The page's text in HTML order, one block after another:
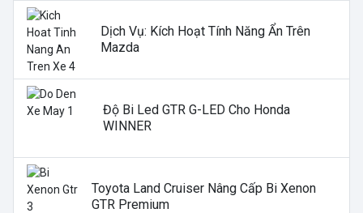
Dịch Vụ: Kích Hoạt Tính Năng Ẩn Trên
Mazda
Độ Bi Led GTR G-LED Cho Honda
WINNER
Toyota Land Cruiser Nâng Cấp Bi Xenon
GTR Premium